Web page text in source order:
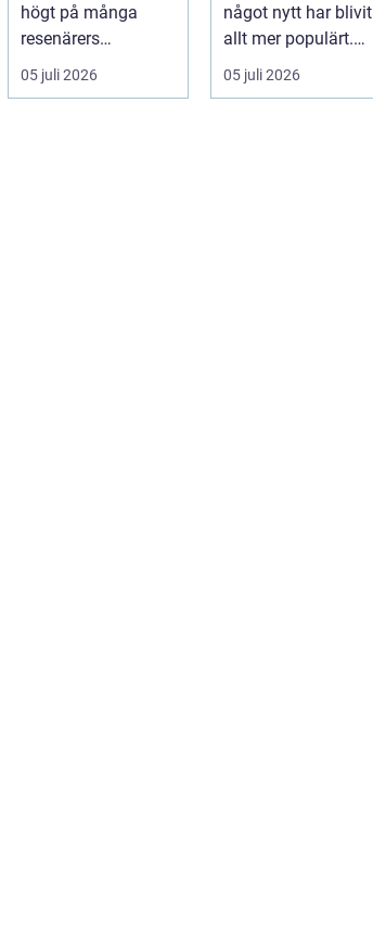
högt på många
resenärers
önskelista. Älgen är
Skandinaviens
05 juli 2026
något nytt har blivit
allt mer populärt.
Många har ärvda
ringar, ...
05 juli 2026